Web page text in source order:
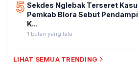
5 Sekdes Nglebak Terseret
Pemkab Blora Sebut
K...
1 bulan yang lalu
LIHAT SEMUA TRENDING